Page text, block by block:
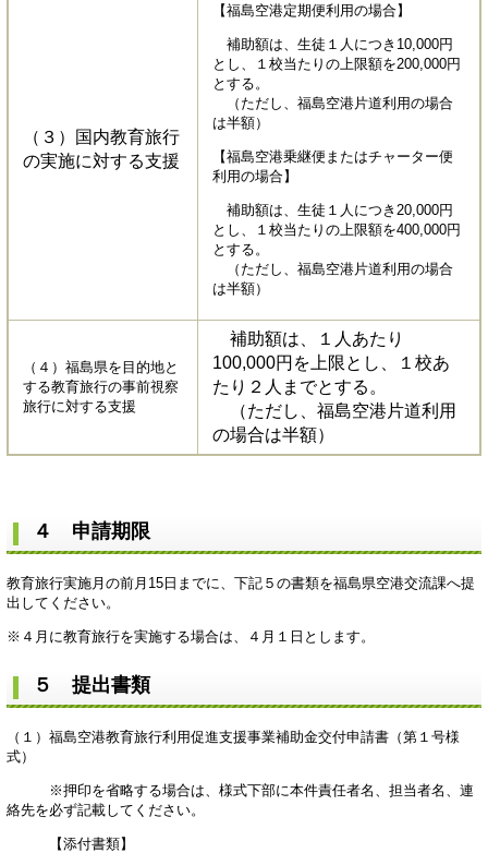
（３）国内教育旅行
の実施に対する支援
【福島空港定期便利用の場合】
補助額は、生徒１人につき10,000円
とし、１校当たりの上限額を200,000円
とする。
（ただし、福島空港片道利用の場合
は半額）
【福島空港乗継便またはチャーター便
利用の場合】
補助額は、生徒１人につき20,000円
とし、１校当たりの上限額を400,000円
とする。
（ただし、福島空港片道利用の場合
は半額）
（４）福島県を目的地と
する教育旅行の事前視察
旅行に対する支援
補助額は、１人あたり
100,000円を上限とし、１校あ
たり２人までとする。
（ただし、福島空港片道利用
の場合は半額）
４ 申請期限
教育旅行実施月の前月15日までに、下記５の書類を福島県空港交流課へ提
出してください。
※４月に教育旅行を実施する場合は、４月１日とします。
５ 提出書類
（１）福島空港教育旅行利用促進支援事業補助金交付申請書（第１号様
式）
※押印を省略する場合は、様式下部に本件責任者名、担当者名、連
絡先を必ず記載してください。
【添付書類】